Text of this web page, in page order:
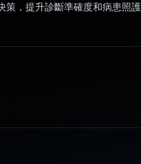
策，提升診斷準確度和病患照護